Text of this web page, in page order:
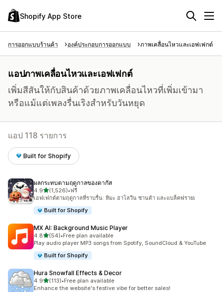
Shopify App Store
การออกแบบร้านค้า องค์ประกอบการออกแบบ ภาพเคลื่อนไหวและเอฟเฟกต์
แอปภาพเคลื่อนไหวและเอฟเฟกต์
เพิ่มสีสันให้กับสินค้าด้วยภาพเคลื่อนไหวที่เพิ่มเข้ามา
หรือแม้แต่เพลงรื่นเริงสำหรับวันหยุด
แอป 118 รายการ
Built for Shopify
ผลกระทบตามฤดูกาลของดากัส
4.9เต็ม 5 ดาว
(1,526)
ทั้งหมด 1526 รีวิว
•ฟรี
เอฟเฟกต์ตามฤดูกาลที่ราบรื่น: หิมะ ฮาโลวีน ซานต้า และแบล็คฟรายเ
Built for Shopify
MX AI: Background Music Player
4.8เต็ม 5 ดาว
(54)
ทั้งหมด 54 รีวิว
•Free plan available
Play audio player MP3 songs from Spotify, SoundCloud & YouTube
Built for Shopify
Hura Snowfall Effects & Decor
4.9เต็ม 5 ดาว
(113)
ทั้งหมด 113 รีวิว
•Free plan available
Enhance the website's festive vibe for better sales!